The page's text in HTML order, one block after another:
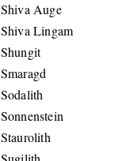
Shiva Auge
Shiva Lingam
Shungit
Smaragd
Sodalith
Sonnenstein
Staurolith